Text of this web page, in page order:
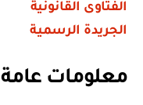
الفتاوى القانونية
الجريدة الرسمية
معلومات عامة